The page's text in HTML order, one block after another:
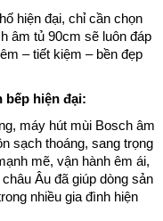
hiện đại, chỉ cần chọn
âm tủ 90cm sẽ luôn đáp
– tiết kiệm – bền đẹp
bếp hiện đại:
máy hút mùi Bosch âm
sạch thoáng, sang trọng
mẽ, vận hành êm ái,
Âu đã giúp dòng sản
nhiều gia đình hiện